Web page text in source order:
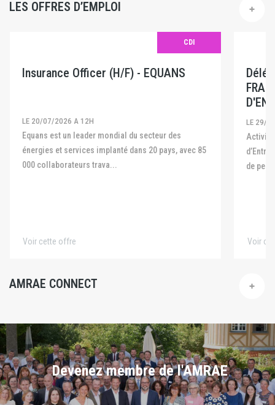
LES OFFRES D’EMPLOI
CDI
Insurance Officer (H/F) - EQUANS
LE 20/07/2026 A 12H
Equans est un leader mondial du secteur des
énergies et services implanté dans 20 pays, avec 85
000 collaborateurs trava...
Voir cette offre
LE 29/
Activité La Fédération Française des Captives
de
Voir
AMRAE CONNECT
Devenez membre de l'AMRAE